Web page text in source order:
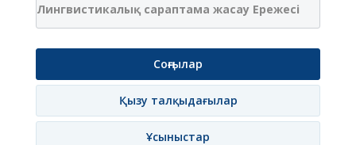
Лингвистикалық сараптама жасау Ережесі
Соңғылар
Қызу талқыдағылар
Ұсыныстар